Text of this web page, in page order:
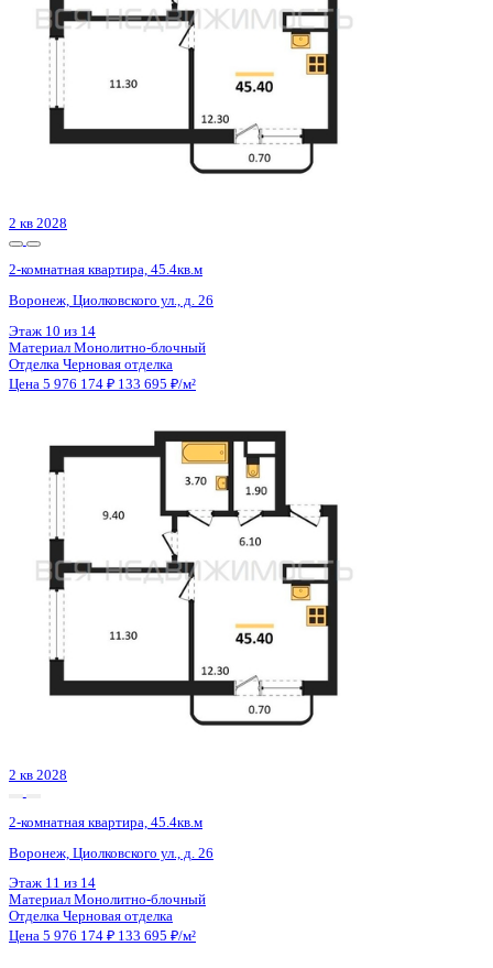
2-комнатная квартира, 45.37кв.м
Воронеж, 45 Стрелковой дивизии ул., д. 259/27
Этаж 14 из 21
Материал Монолитный
Отделка Черновая отделка + штукатурка + стяжка
135 986 ₽/м²
2 кв 2030
2-комнатная квартира, 45.37кв.м
Этаж
Материал
Монолитный
Отделка Черновая отделка + штукатурка + стяжка
Цена 5 961 618 ₽ 135 986 ₽/м²